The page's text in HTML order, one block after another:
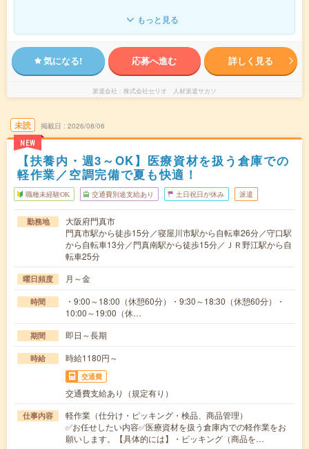
もっと見る
気になる! 応募へ進む 詳しく見る
派遣会社 株式会社セリオ 人材派遣サカソ
未読
NEW
掲載日 2026/08/06
【扶養内・週3～OK】医療資材を扱う倉庫での
軽作業／空調完備で夏も快適！
職種未経験OK 交通費別途支給あり 土日祝日が休み 派遣
勤務地
大阪府門真市
門真市駅から徒歩15分／寝屋川市駅から自転車26分／守口駅
から自転車13分／門真南駅から徒歩15分／ＪＲ野江駅から自
転車25分
曜日頻度 月～金
時間
・9:00～18:00（休憩60分）・9:30～18:30（休憩60分）・
10:00～19:00（休…
期間 即日～長期
時給 時給1180円～
交通費
交通費支給あり（規定有り）
仕事内容
軽作業（仕分け・ピッキング・検品、商品管理）
✅お任せしたい内容✅医療資材を扱う倉庫内での軽作業をお
願いします。【具体的には】・ピッキング（商品を…